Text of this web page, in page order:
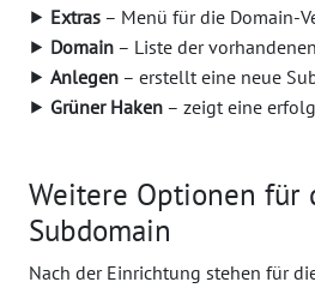
⯈ Extras – Menü für die Domain-
⯈ Domain – Liste der
⯈ Anlegen – erstellt eine neue
⯈ Grüner Haken – zeigt eine
Weitere Optionen für
Subdomain
Nach der Einrichtung stehen für